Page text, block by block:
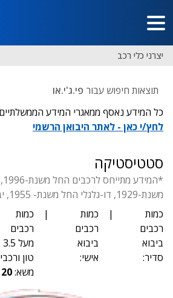
יצרני כלי רכב
תוצאות חיפוש עבור פי.ג'י.או
כל המידע נאסף ממאגרי המידע
לחץ/י כאן - לאתר היבואן הרשמי
סטטיסטיקה
משנת-1929, דו-גלגלי החל משנת- 1955, יבוא סדיר עד 3.5 טון.
כמות
רכבים
ביבוא
סדיר:
|
כמות
רכבים
ביבוא
אישי:
|
כמות
רכבים
מעל 3.5
טון ורכבי
משא:20